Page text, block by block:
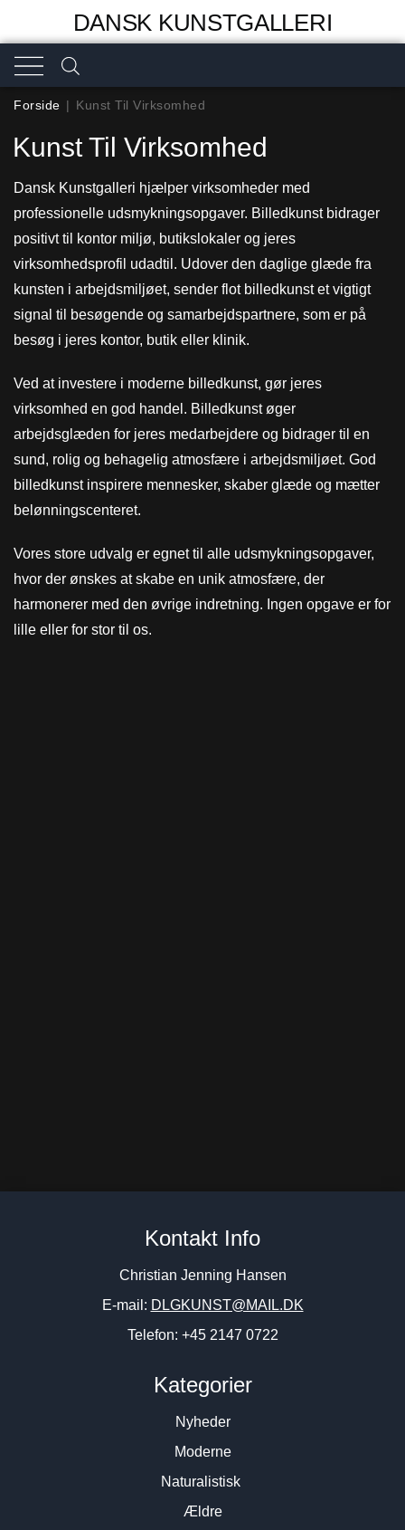
DANSK KUNSTGALLERI
Forside | Kunst Til Virksomhed
Kunst Til Virksomhed
Dansk Kunstgalleri hjælper virksomheder med
professionelle udsmykningsopgaver. Billedkunst bidrager
positivt til kontor miljø, butikslokaler og jeres
virksomhedsprofil udadtil. Udover den daglige glæde fra
kunsten i arbejdsmiljøet, sender flot billedkunst et vigtigt
signal til besøgende og samarbejdspartnere, som er på
besøg i jeres kontor, butik eller klinik.
Ved at investere i moderne billedkunst, gør jeres
virksomhed en god handel. Billedkunst øger
arbejdsglæden for jeres medarbejdere og bidrager til en
sund, rolig og behagelig atmosfære i arbejdsmiljøet. God
billedkunst inspirere mennesker, skaber glæde og mætter
belønningscenteret.
Vores store udvalg er egnet til alle udsmykningsopgaver,
hvor der ønskes at skabe en unik atmosfære, der
harmonerer med den øvrige indretning. Ingen opgave er for
lille eller for stor til os.
Kontakt Info
Christian Jenning Hansen
E-mail: DLGKUNST@MAIL.DK
Telefon: +45 2147 0722
Kategorier
Nyheder
Moderne
Naturalistisk
Ældre